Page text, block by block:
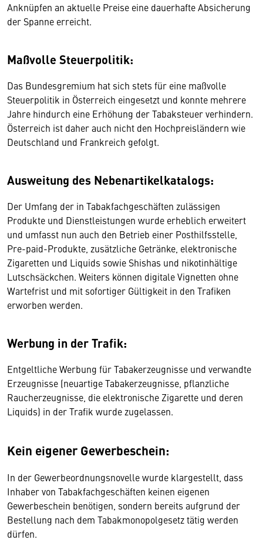
Anknüpfen an aktuelle Preise eine dauerhafte Absicherung
der Spanne erreicht.
Maßvolle Steuerpolitik:
Das Bundesgremium hat sich stets für eine maßvolle
Steuerpolitik in Österreich eingesetzt und konnte mehrere
Jahre hindurch eine Erhöhung der Tabaksteuer verhindern.
Österreich ist daher auch nicht den Hochpreisländern wie
Deutschland und Frankreich gefolgt.
Ausweitung des Nebenartikelkatalogs:
Der Umfang der in Tabakfachgeschäften zulässigen
Produkte und Dienstleistungen wurde erheblich erweitert
und umfasst nun auch den Betrieb einer Posthilfsstelle,
Pre-paid-Produkte, zusätzliche Getränke, elektronische
Zigaretten und Liquids sowie Shishas und nikotinhältige
Lutschsäckchen. Weiters können digitale Vignetten ohne
Wartefrist und mit sofortiger Gültigkeit in den Trafiken
erworben werden.
Werbung in der Trafik:
Entgeltliche Werbung für Tabakerzeugnisse und verwandte
Erzeugnisse (neuartige Tabakerzeugnisse, pflanzliche
Raucherzeugnisse, die elektronische Zigarette und deren
Liquids) in der Trafik wurde zugelassen.
Kein eigener Gewerbeschein:
In der Gewerbeordnungsnovelle wurde klargestellt, dass
Inhaber von Tabakfachgeschäften keinen eigenen
Gewerbeschein benötigen, sondern bereits aufgrund der
Bestellung nach dem Tabakmonopolgesetz tätig werden
dürfen.